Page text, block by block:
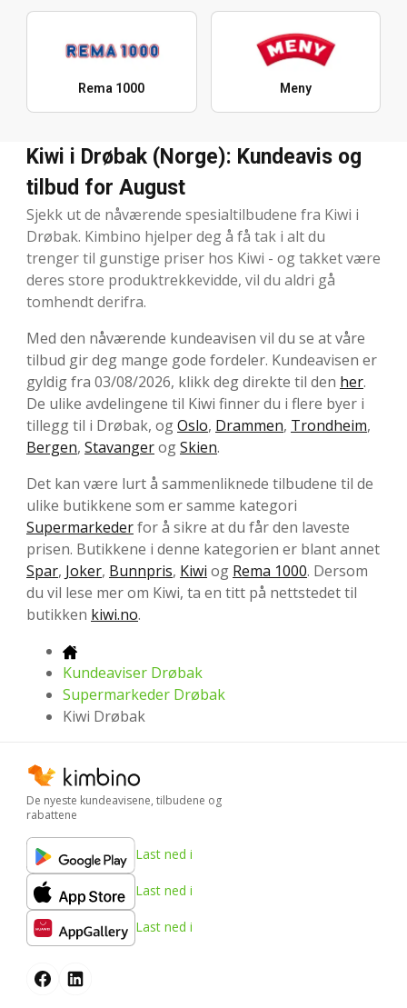
Rema 1000 Meny
Kiwi i Drøbak (Norge): Kundeavis og
tilbud for August
Sjekk ut de nåværende spesialtilbudene fra Kiwi i
Drøbak. Kimbino hjelper deg å få tak i alt du
trenger til gunstige priser hos Kiwi - og takket være
deres store produktrekkevidde, vil du aldri gå
tomhendt derifra.
Med den nåværende kundeavisen vil du se at våre
tilbud gir deg mange gode fordeler. Kundeavisen er
gyldig fra 03/08/2026, klikk deg direkte til den her.
De ulike avdelingene til Kiwi finner du i flere byer i
tillegg til i Drøbak, ogOslo, Drammen, Trondheim,
Bergen, StavangerogSkien.
Det kan være lurt å sammenliknede tilbudene til de
ulike butikkene som er samme kategori
Supermarkederfor å sikre at du får den laveste
prisen. Butikkene i denne kategorien er blant annet
Spar, Joker, Bunnpris, Kiwi og Rema 1000. Dersom
du vil lese mer om Kiwi, ta en titt på nettstedet til
butikken kiwi.no.
Kundeaviser Drøbak
Supermarkeder Drøbak
Kiwi Drøbak
De nyeste kundeavisene, tilbudene og
rabattene
Last ned i
Last ned i
Last ned i